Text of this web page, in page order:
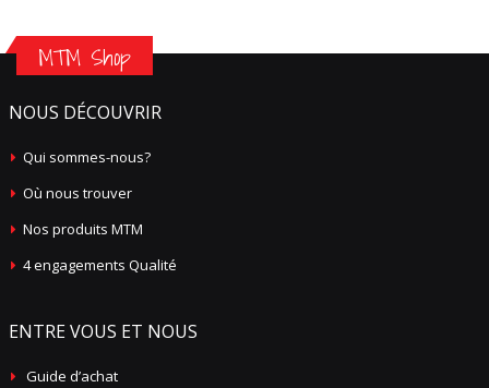
MTM Shop
NOUS DÉCOUVRIR
Qui sommes-nous?
Où nous trouver
Nos produits MTM
4 engagements Qualité
ENTRE VOUS ET NOUS
Guide d’achat